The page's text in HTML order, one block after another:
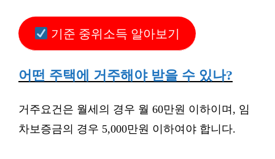
기준 중위소득 알아보기
어떤 주택에 거주해야 받을 수 있나?
거주요건은 월세의 경우 월 60만원 이하이며, 임
차보증금의 경우 5,000만원 이하여야 합니다.